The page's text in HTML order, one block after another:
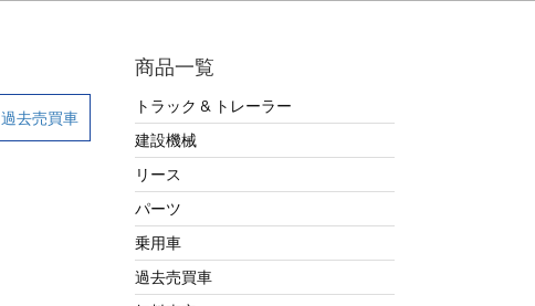
過去売買車
商品一覧
トラック & トレーラー
建設機械
リース
パーツ
乗用車
過去売買車